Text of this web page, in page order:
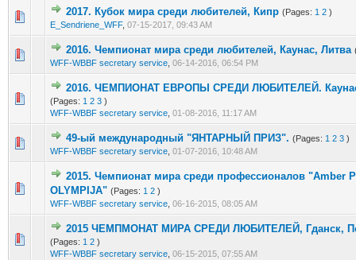
2017. Кубок мира среди любителей, Кипр (Pages: 1 2 )
E_Sendriene_WFF, 07-15-2017, 09:43 AM
2 Vote(s) - 1.5 out of 5 in Average
12345
2016. Чемпионат мира среди любителей, Каунас, Литва
WFF-WBBF secretary service 06-14-2016, 06:54 PM
2 Vote(s) - 1.5 out of 5 in Average
1 2345
2016. ЧЕМПИОНАТ ЕВРОПЫ СРЕДИ ЛЮБИТЕЛЕЙ.
(Pages: 1 2 3 )
WFF-WBBF secretary service 01-08-2016, 11:17 AM
2 Vote(s) - 1.5 out of 5 in Average
49-ый международный "ЯНТАРНЫЙ ПРИЗ". (Pages: 1 2 3 )
WFF-WBBF secretary service 01-07-2016, 10:48 AM
2 Vote(s) - 1.5 out of 5 in Average
12345
2015. Чемпионат мира среди профессионалов "Amber
OLYMPIJA" (Pages: 1 2 )
WFF-WBBF secretary service 06-16-2015, 08:05 AM
2 Vote(s) - 1.5 out of 5 in Average
12
2015 ЧЕМПМОНАТ МИРА СРЕДИ ЛЮБИТЕЛЕЙ, Гданск,
(Pages: 1 2 )
WFF-WBBF secretary service 06-15-2015, 07:55 AM
2 Vote(s) - 1.5 out of 5 in Average